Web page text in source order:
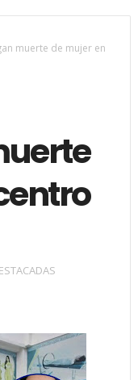
muerte de mujer en